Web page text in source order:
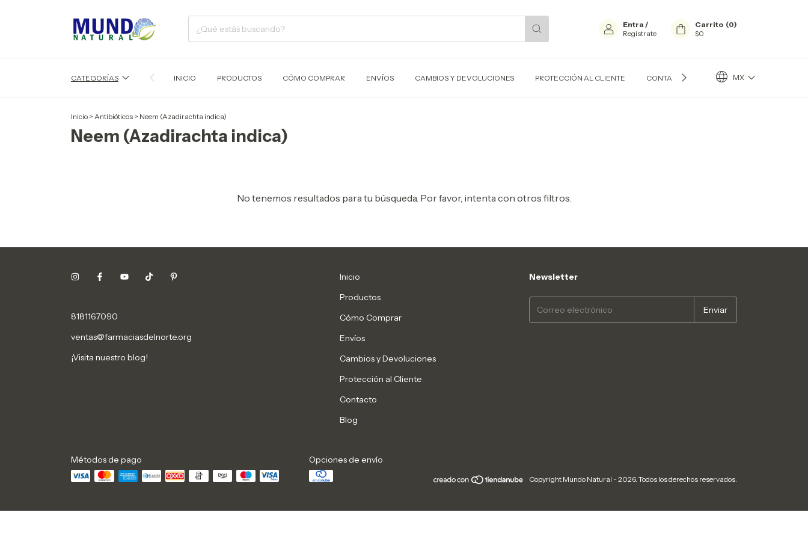
Entra /
Regístrate
Carrito (0)
$0
CATEGORÍAS INICIO PRODUCTOS CÓMO COMPRAR ENVÍOS CAMBIOS Y DEVOLUCIONES PROTECCIÓN AL CLIENTE CONTACTO BLOG MX
Inicio > Antibióticos > Neem (Azadirachta indica)
Neem (Azadirachta indica)
No tenemos resultados para tu búsqueda. Por favor, intenta con otros filtros.
8181167090
ventas@farmaciasdelnorte.org
¡Visita nuestro blog!
Inicio
Productos
Cómo Comprar
Envíos
Cambios y Devoluciones
Protección al Cliente
Contacto
Blog
Newsletter
Métodos de pago Opciones de envío
Copyright Mundo Natural - 2026. Todos los derechos reservados.